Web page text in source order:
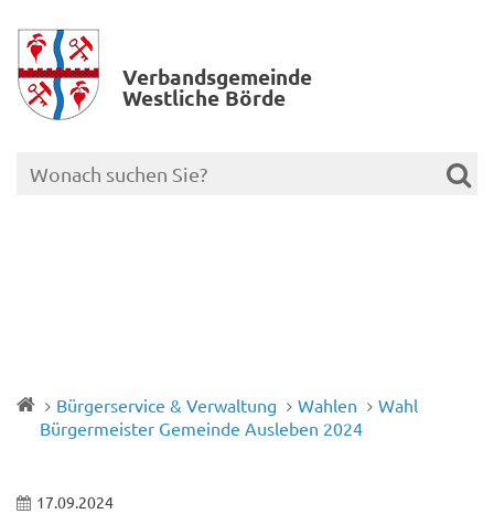
Verbands­gemeinde
Westliche Börde
Bürgerservice & Verwaltung Wahlen
Wahl
Bürgermeister Gemeinde Ausleben 2024
17.09.2024